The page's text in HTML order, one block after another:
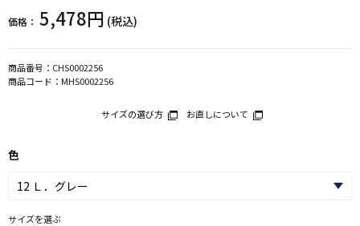
価格： 5,478円 (税込)
商品番号： CHS0002256
商品コード： MHS0002256
サイズの選び方 お直しについて
色
サイズを選ぶ